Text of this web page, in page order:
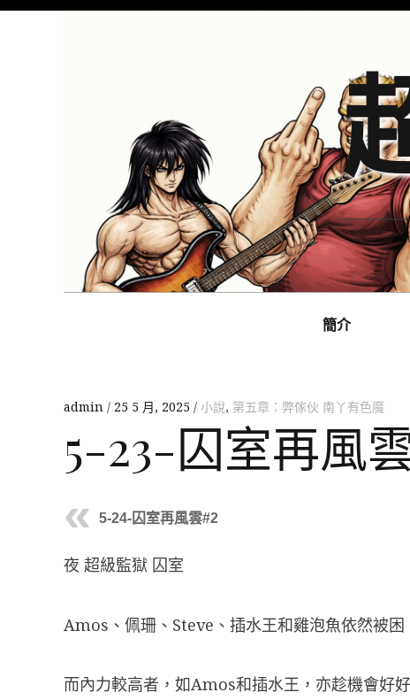
簡介
admin 25 5 月, 2025 小說, 第五章：弊傢伙 南丫有色魔
5-23-囚室再風
5-24-囚室再風雲#2
夜 超級監獄 囚室
Amos、佩珊、Steve、插水王和雞泡魚依然被
而內力較高者，如Amos和插水王，亦趁機會好